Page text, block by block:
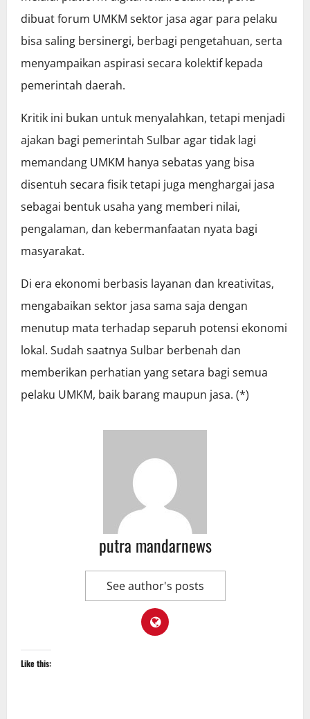
dibuat forum UMKM sektor jasa agar para pelaku
bisa saling bersinergi, berbagi pengetahuan, serta
menyampaikan aspirasi secara kolektif kepada
pemerintah daerah.
Kritik ini bukan untuk menyalahkan, tetapi menjadi
ajakan bagi pemerintah Sulbar agar tidak lagi
memandang UMKM hanya sebatas yang bisa
disentuh secara fisik tetapi juga menghargai jasa
sebagai bentuk usaha yang memberi nilai,
pengalaman, dan kebermanfaatan nyata bagi
masyarakat.
Di era ekonomi berbasis layanan dan kreativitas,
mengabaikan sektor jasa sama saja dengan
menutup mata terhadap separuh potensi ekonomi
lokal. Sudah saatnya Sulbar berbenah dan
memberikan perhatian yang setara bagi semua
pelaku UMKM, baik barang maupun jasa. (*)
putra mandarnews
See author's posts
Like this: